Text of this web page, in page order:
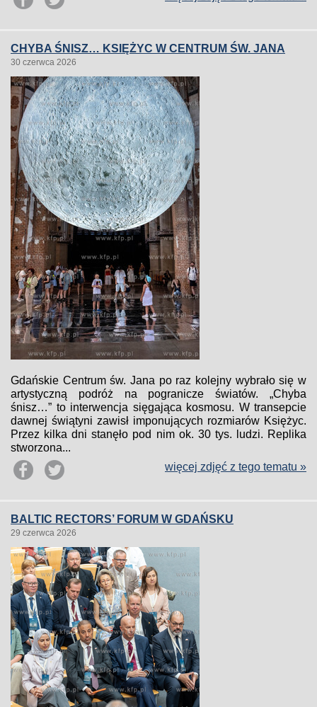
CHYBA ŚNISZ… KSIĘŻYC W CENTRUM ŚW. JANA
30 czerwca 2026
Gdańskie Centrum św. Jana po raz kolejny wybrało się w
artystyczną podróż na pogranicze światów. „Chyba
śnisz…” to interwencja sięgająca kosmosu. W transepcie
dawnej świątyni zawisł imponujących rozmiarów Księżyc.
Przez kilka dni stanęło pod nim ok. 30 tys. ludzi. Replika
stworzona...
więcej zdjęć z tego tematu »
BALTIC RECTORS’ FORUM W GDAŃSKU
29 czerwca 2026